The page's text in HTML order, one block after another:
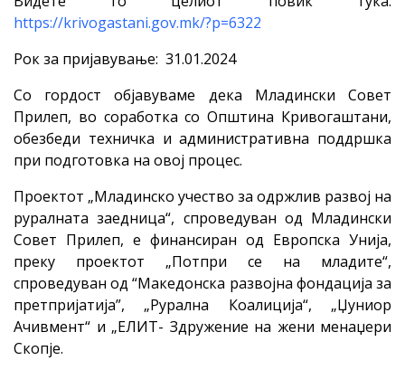
https://krivogastani.gov.mk/?p=6322
Рок за пријавување: 31.01.2024
Со гордост објавуваме дека Младински Совет
Прилеп, во соработка со Општина Кривогаштани,
обезбеди техничка и административна поддршка
при подготовка на овој процес.
Проектот „Младинско учество за одржлив развој на
руралната заедница“, спроведуван од Младински
Совет Прилеп, е финансиран од Европска Унија,
преку проектот „Потпри се на младите“,
спроведуван од “Македонска развојна фондација за
претпријатија”, „Рурална Коалиција“, „Џуниор
Ачивмент“ и „ЕЛИТ- Здружение на жени менаџери
Скопје.